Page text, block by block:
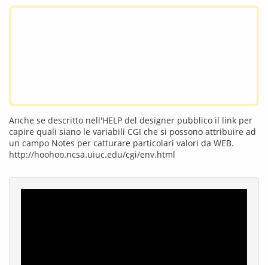
Anche se descritto nell'HELP del designer pubblico il link per
capire quali siano le variabili CGI che si possono attribuire ad
un campo Notes per catturare particolari valori da WEB.
http://hoohoo.ncsa.uiuc.edu/cgi/env.html